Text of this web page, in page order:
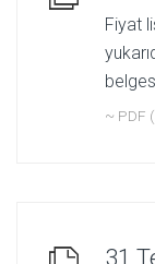
Fiyat
~ PDF
31